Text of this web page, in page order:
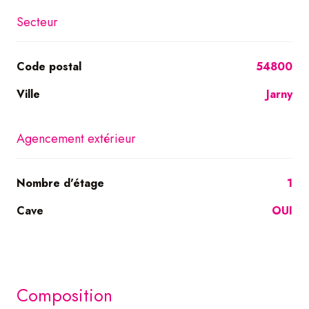
Secteur
Code postal
54800
Ville
Jarny
Agencement extérieur
Nombre d'étage
1
Cave
OUI
composition